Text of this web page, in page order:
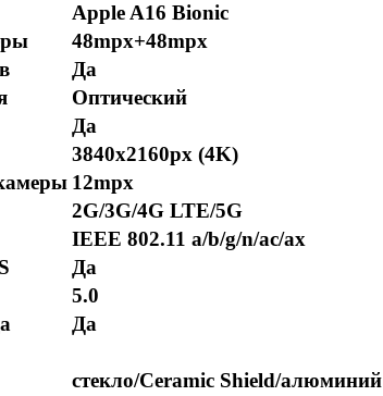
Apple A16 Bionic
48mpx+48mpx
Да
Оптический
Да
3840x2160px (4K)
12mpx
2G/3G/4G LTE/5G
IEEE 802.11 a/b/g/n/ac/ax
Да
5.0
Да
стекло/Ceramic Shield/алюминий